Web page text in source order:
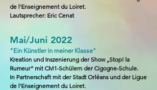
de l'Enseignement du Loiret.
Lautsprecher: Eric Cenat
Mai/Juni 2022
"Ein Künstler in meiner Klasse"
Kreation und Inszenierung der Show „Stop! la
Rumeur“ mit CM1-Schülern der Cigogne-Schule.
In Partnerschaft mit der Stadt Orléans und der Ligue
de l'Enseignement du Loiret.